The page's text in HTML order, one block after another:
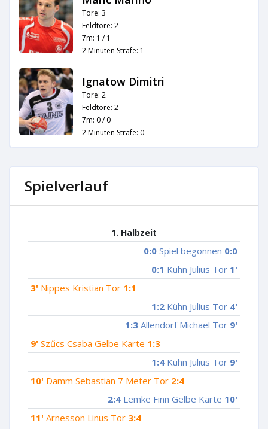
Tore: 3
Feldtore: 2
7m: 1 / 1
2 Minuten Strafe: 1
Ignatow Dimitri
Tore: 2
Feldtore: 2
7m: 0 / 0
2 Minuten Strafe: 0
Spielverlauf
1. Halbzeit
0:0 Spiel begonnen 0:0
0:1 Kühn Julius Tor 1'
3' Nippes Kristian Tor 1:1
1:2 Kühn Julius Tor 4'
1:3 Allendorf Michael Tor 9'
9' Szűcs Csaba Gelbe Karte 1:3
1:4 Kühn Julius Tor 9'
10' Damm Sebastian 7 Meter Tor 2:4
2:4 Lemke Finn Gelbe Karte 10'
11' Arnesson Linus Tor 3:4